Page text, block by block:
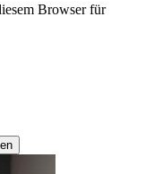
Browser für